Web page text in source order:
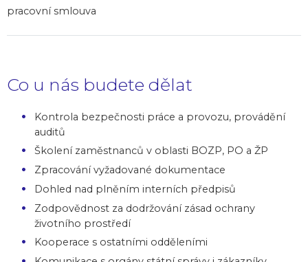
pracovní smlouva
Co u nás budete dělat
Kontrola bezpečnosti práce a provozu, provádění
auditů
Školení zaměstnanců v oblasti BOZP, PO a ŽP
Zpracování vyžadované dokumentace
Dohled nad plněním interních předpisů
Zodpovědnost za dodržování zásad ochrany
životního prostředí
Kooperace s ostatními odděleními